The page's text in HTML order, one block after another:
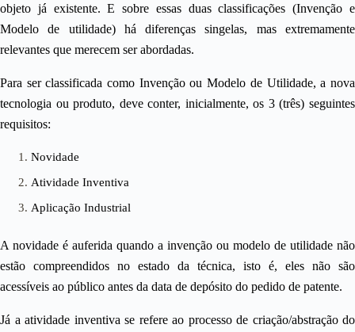
objeto já existente. E sobre essas duas classificações (Invenção e
Modelo de utilidade) há diferenças singelas, mas extremamente
relevantes que merecem ser abordadas.
Para ser classificada como Invenção ou Modelo de Utilidade, a nova
tecnologia ou produto, deve conter, inicialmente, os 3 (três) seguintes
requisitos:
Novidade
Atividade Inventiva
Aplicação Industrial
A novidade é auferida quando a invenção ou modelo de utilidade não
estão compreendidos no estado da técnica, isto é, eles não são
acessíveis ao público antes da data de depósito do pedido de patente.
Já a atividade inventiva se refere ao processo de criação/abstração do